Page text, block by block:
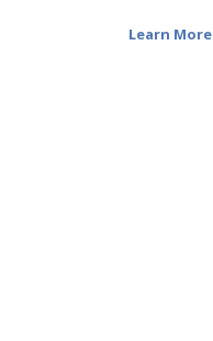
Learn More